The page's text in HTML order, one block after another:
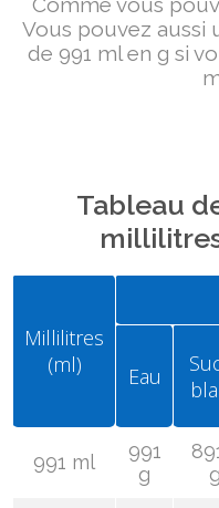
Vous pouvez aussi
de 991 ml en g si
Tableau
Millilitres
(ml)
Eau
991 ml
991
g
g